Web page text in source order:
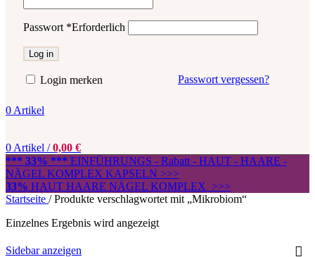
Passwort *Erforderlich
Log in
Passwort vergessen?
Login merken
0 Artikel
0 Artikel / 0,00 €
*** 33% *** EINFÜHRUNGS - Rabatt - HAUT - HAARE -
NÄGEL KOMPLEX KAPSELN >>>
33% HAUT HAARE NÄGEL KOMPLEX >>>
Startseite / Produkte verschlagwortet mit „Mikrobiom“
Einzelnes Ergebnis wird angezeigt
Sidebar anzeigen